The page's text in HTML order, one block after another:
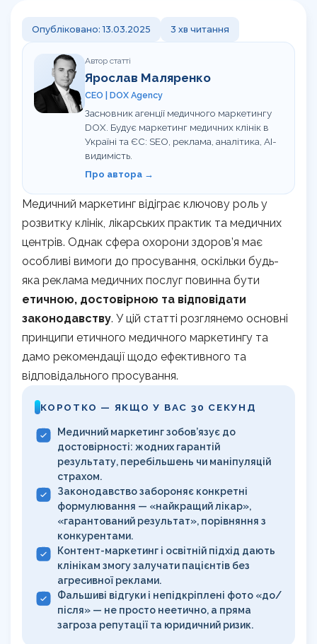
Відгуки клієнтів про агенцію DOX
Перевірка сайту на штрафи
Калькулятор LTV пацієнта
Гайд з медичного GEO
UTM-генератор
SEO-перевірка сайту клініки
Брифи
Статті
UA
Опубліковано: 13.03.2025 3 хв читання
Автор статті
Ярослав Маляренко
CEO | DOX Agency
Засновник агенції медичного маркетингу
DOX. Будує маркетинг медичних клінік в
Україні та ЄС: SEO, реклама, аналітика, AI-
видимість.
Про автора →
Медичний маркетинг відіграє ключову роль у
розвитку клінік, лікарських практик та медичних
центрів. Однак сфера охорони здоров’я має
особливі вимоги до просування, оскільки будь-
яка реклама медичних послуг повинна бути
етичною, достовірною та відповідати
законодавству. У цій статті розглянемо основні
принципи етичного медичного маркетингу та
дамо рекомендації щодо ефективного та
відповідального просування.
КОРОТКО — ЯКЩО У ВАС 30 СЕКУНД
Медичний маркетинг зобов’язує до
достовірності: жодних гарантій
результату, перебільшень чи маніпуляцій
страхом.
Законодавство забороняє конкретні
формулювання — «найкращий лікар»,
«гарантований результат», порівняння з
конкурентами.
Контент-маркетинг і освітній підхід дають
клінікам змогу залучати пацієнтів без
агресивної реклами.
Фальшиві відгуки і непідкріплені фото «до/
після» — не просто неетично, а пряма
загроза репутації та юридичний ризик.